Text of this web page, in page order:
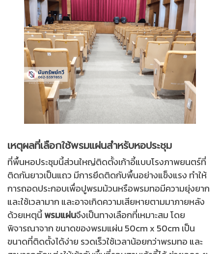
เหตุผลที่เลือกใช้พรมแผ่นสำหรับหอประชุม
ที่พื้นหอประชุมนี้ส่วนใหญ่ติดตั้งเก้าอี้แบบโรงภาพยนตร์ที่
ติดกันยาวเป็นแถว มีการยึดติดกับพื้นอย่างแข็งแรง ทำให้
การถอดประกอบเพื่อปูพรมม้วนหรือพรมทอมีความยุ่งยาก
และใช้เวลามาก และอาจเกิดความเสียหายตามมาภายหลัง
ด้วยเหตุนี้พรมแผ่นจึงเป็นทางเลือกที่เหมาะสม โดย
พิจารณาจาก ขนาดของพรมแผ่น 50cm x 50cm เป็น
ขนาดที่ติดตั้งได้ง่าย รวดเร็วใช้เวลาน้อยกว่าพรมทอ และ